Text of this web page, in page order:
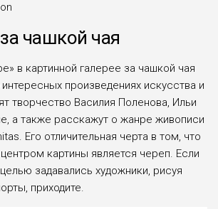
чашкой чая
в картинной галерее за чашкой чая
интересных произведениях искусства и
творчество Василия Поленова, Ильи
а также расскажут о жанре живописи
Его отличительная черта в том, что
картины является череп. Если
задавались художники, рисуя
приходите.